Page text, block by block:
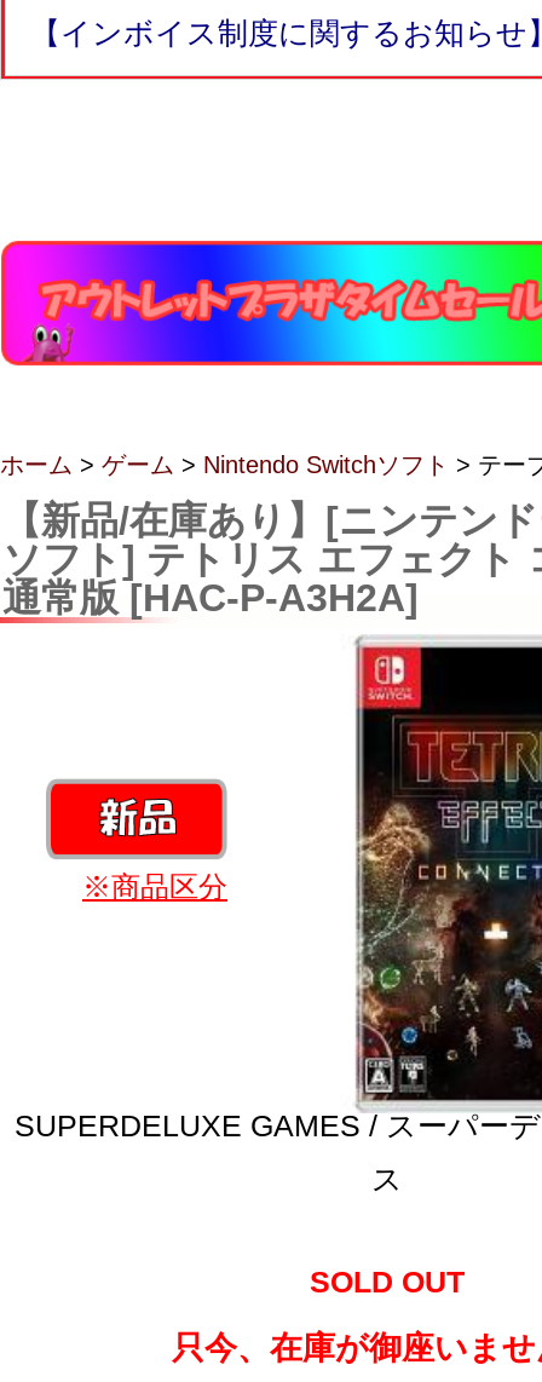
【インボイス制度に関するお知らせ
ホーム > ゲーム > Nintendo Switchソフト > テー
【新品/在庫あり】[ニンテン
ソフト] テトリス エフェクト
通常版 [HAC-P-A3H2A]
※商品区分
SUPERDELUXE GAMES / スーパー
ス
SOLD OUT
只今、在庫が御座いま